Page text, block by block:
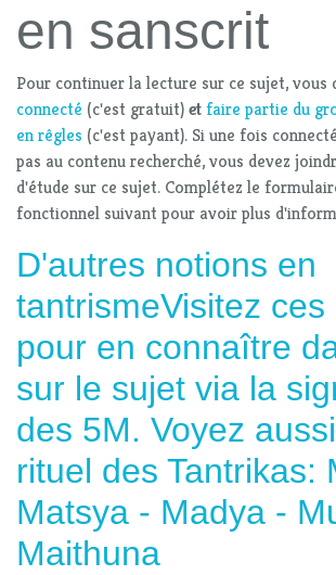
en sanscrit
Pour continuer la lecture sur ce sujet, vous
connecté (c'est gratuit)etfaire partie du
en rêgles (c'est payant). Si une fois
pas au contenu recherché, vous devez
d'étude sur ce sujet. Complétez le
fonctionnel suivant pour avoir plus
D'autres notions en
tantrismeVisitez ces
pour en connaître
sur le sujet via la
des 5M. Voyez aussi
rituel des Tantrikas:
Matsya - Madya -
Maithuna